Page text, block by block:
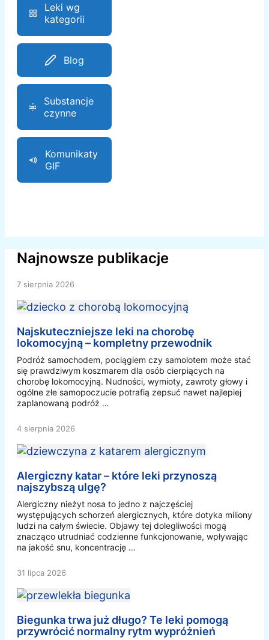
Leki wg
kategorii
Blog
Substancje
czynne
Komunikaty
GIF
Najnowsze publikacje
7 sierpnia 2026
Najskuteczniejsze leki na chorobę
lokomocyjną – kompletny przewodnik
Podróż samochodem, pociągiem czy samolotem może stać
się prawdziwym koszmarem dla osób cierpiących na
chorobę lokomocyjną. Nudności, wymioty, zawroty głowy i
ogólne złe samopoczucie potrafią zepsuć nawet najlepiej
zaplanowaną podróż …
4 sierpnia 2026
Alergiczny katar – które leki przynoszą
najszybszą ulgę?
Alergiczny nieżyt nosa to jedno z najczęściej
występujących schorzeń alergicznych, które dotyka miliony
ludzi na całym świecie. Objawy tej dolegliwości mogą
znacząco utrudniać codzienne funkcjonowanie, wpływając
na jakość snu, koncentrację …
31 lipca 2026
Biegunka trwa już długo? Te leki pomogą
przywrócić normalny rytm wypróżnień